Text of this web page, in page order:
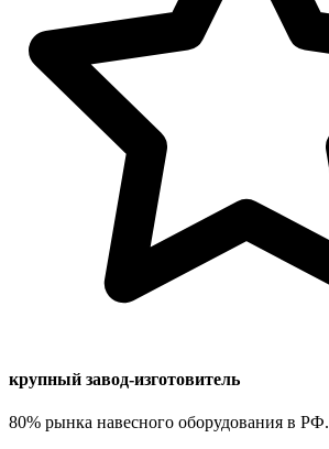
крупный завод-изготовитель
80% рынка навесного оборудования в РФ.